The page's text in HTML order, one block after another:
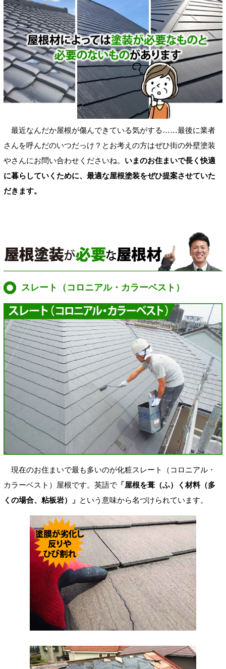
最近なんだか屋根が傷んできている気がする……最後に業者
さんを呼んだのいつだっけ？とお考えの方はぜひ街の外壁塗装
やさんにお問い合わせくださいね。 いまのお住まいで長く快適
に暮らしていくために、最適な屋根塗装をぜひ提案させていた
だきます。
スレート（コロニアル・カラーベスト）
現在のお住まいで最も多いのが化粧スレート（コロニアル・
カラーベスト）屋根です。英語で 「屋根を葺（ふ）く材料（多
くの場合、粘板岩）」 という意味から名づけられています。